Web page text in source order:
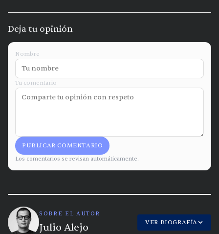
Deja tu opinión
Nombre
Tu comentario
PUBLICAR COMENTARIO
Los comentarios se revisan automáticamente.
SOBRE EL AUTOR
Julio Alejo VER BIOGRAFÍA